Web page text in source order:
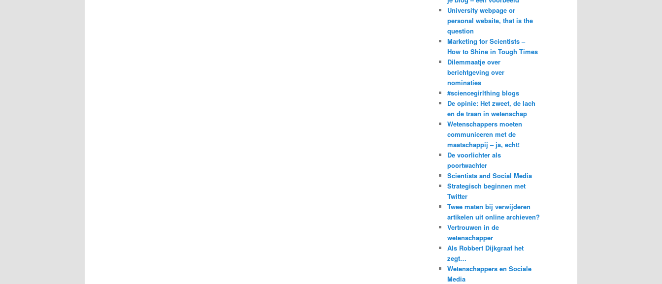
University webpage or
personal website, that is the
question
Marketing for Scientists –
How to Shine in Tough Times
Dilemmaatje over
berichtgeving over
nominaties
#sciencegirlthing blogs
De opinie: Het zweet, de lach
en de traan in wetenschap
Wetenschappers moeten
communiceren met de
maatschappij – ja, echt!
De voorlichter als
poortwachter
Scientists and Social Media
Strategisch beginnen met
Twitter
Twee maten bij verwijderen
artikelen uit online archieven?
Vertrouwen in de
wetenschapper
Als Robbert Dijkgraaf het
zegt…
Wetenschappers en Sociale
Media